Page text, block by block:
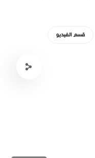
قسم الفيديو